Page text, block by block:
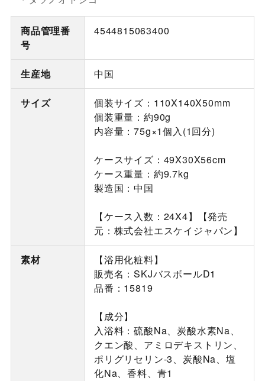
商品管理番
号
4544815063400
生産地 中国
サイズ
個装サイズ：110X140X50mm
個装重量：約90g
内容量：75g×1個入(1回分)
ケースサイズ：49X30X56cm
ケース重量：約9.7kg
製造国：中国
【ケース入数：24X4】【発売
元：株式会社エスケイジャパン】
素材
【浴用化粧料】
販売名：SKJバスボールD1
品番：15819
【成分】
入浴料：硫酸Na、炭酸水素Na、
クエン酸、アミロデキストリン、
ポリグリセリン-3、炭酸Na、塩
化Na、香料、青1